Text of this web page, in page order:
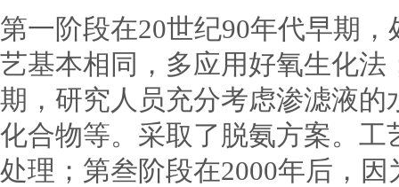
第一阶段在20世纪90年代早期
艺基本相同，多应用好氧生化
期，研究人员充分考虑渗滤液
化合物等。采取了脱氨方案。
处理；第叁阶段在2000年后，